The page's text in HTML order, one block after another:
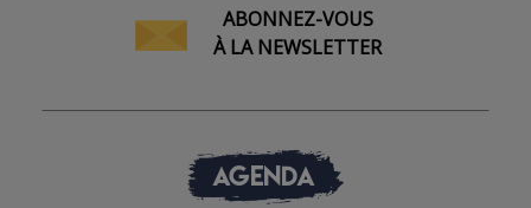
ABONNEZ-VOUS
À LA NEWSLETTER
AGENDA